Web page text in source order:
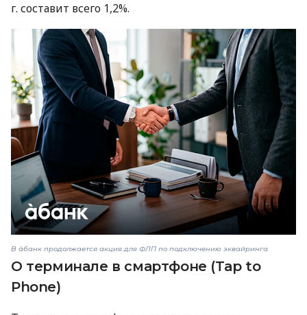
г. составит всего 1,2%.
В àбанк продолжается акция для ФЛП по подключению эквайринга
О терминале в смартфоне (Tap to
Phone)